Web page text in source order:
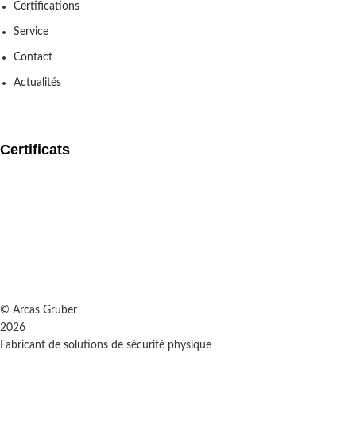
Certifications
Service
Contact
Actualités
Certificats
© Arcas Gruber
2026
Fabricant de solutions de sécurité physique